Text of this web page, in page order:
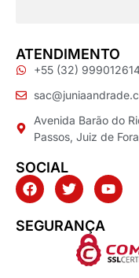
ATENDIMENTO
+55 (32)
Avenida Barão do
Passos, Juiz de
SOCIAL
SEGURANÇA